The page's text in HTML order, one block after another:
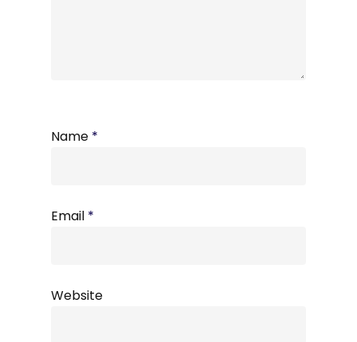
Name *
Email *
Website